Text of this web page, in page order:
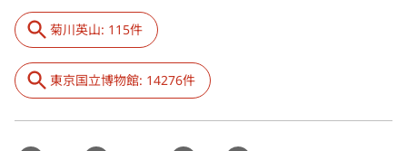
菊川英山: 115件
東京国立博物館: 14276件